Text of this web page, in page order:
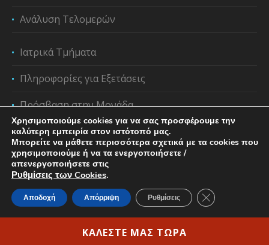
Ανάλυση Τελομερών
Ιατρικά Τμήματα
Πληροφορίες για Εξετάσεις
Πρόσβαση στην Μονάδα
Privacy Policy & Cookie Regulation/ Copyright ©2023
Ιάτωρ | All rights reserved|
ΚΑΛΕΣΤΕ ΜΑΣ ΤΩΡΑ
Χρησιμοποιούμε cookies για να σας προσφέρουμε την
καλύτερη εμπειρία στον ιστότοπό μας.
Μπορείτε να μάθετε περισσότερα σχετικά με τα cookies που
χρησιμοποιούμε ή να τα ενεργοποιήσετε /
απενεργοποιήσετε στις
Ρυθμίσεις των Cookies.
Αποδοχή Απόρριψη Ρυθμίσεις Κλείσιμο του